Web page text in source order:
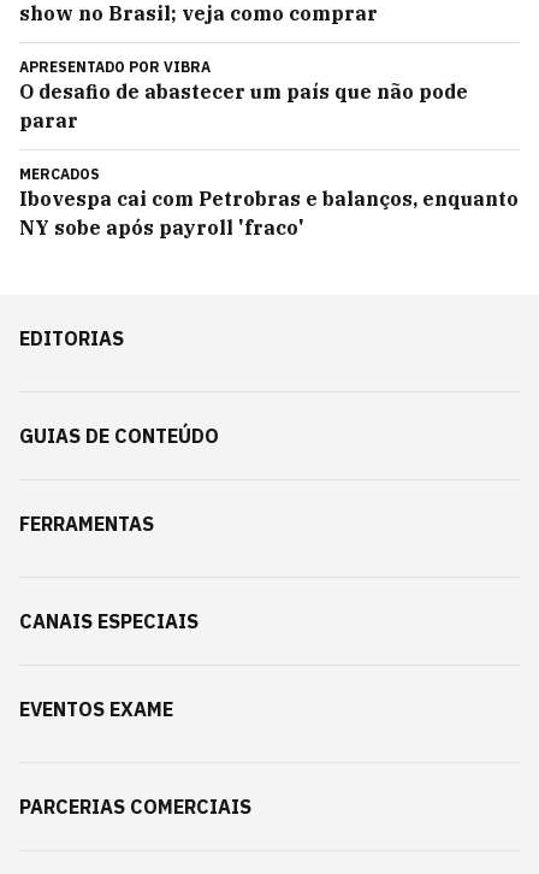
show no Brasil; veja como comprar
APRESENTADO POR VIBRA
O desafio de abastecer um país que não pode
parar
MERCADOS
Ibovespa cai com Petrobras e balanços, enquanto
NY sobe após payroll 'fraco'
EDITORIAS
GUIAS DE CONTEÚDO
FERRAMENTAS
CANAIS ESPECIAIS
EVENTOS EXAME
PARCERIAS COMERCIAIS